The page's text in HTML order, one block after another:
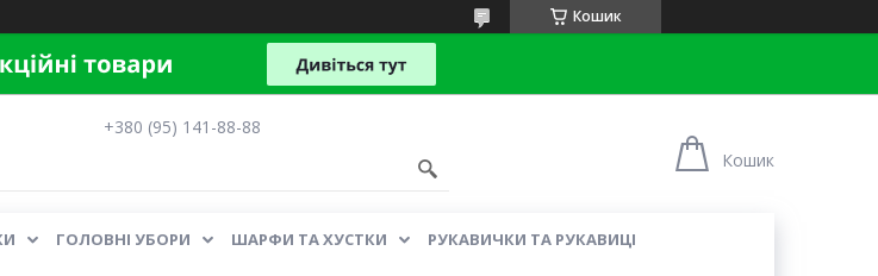
Кошик
+380 (95) 141-88-88
Кошик
ГОЛОВНІ УБОРИ ШАРФИ ТА ХУСТКИ РУКАВИЧКИ ТА РУКАВИЦІ